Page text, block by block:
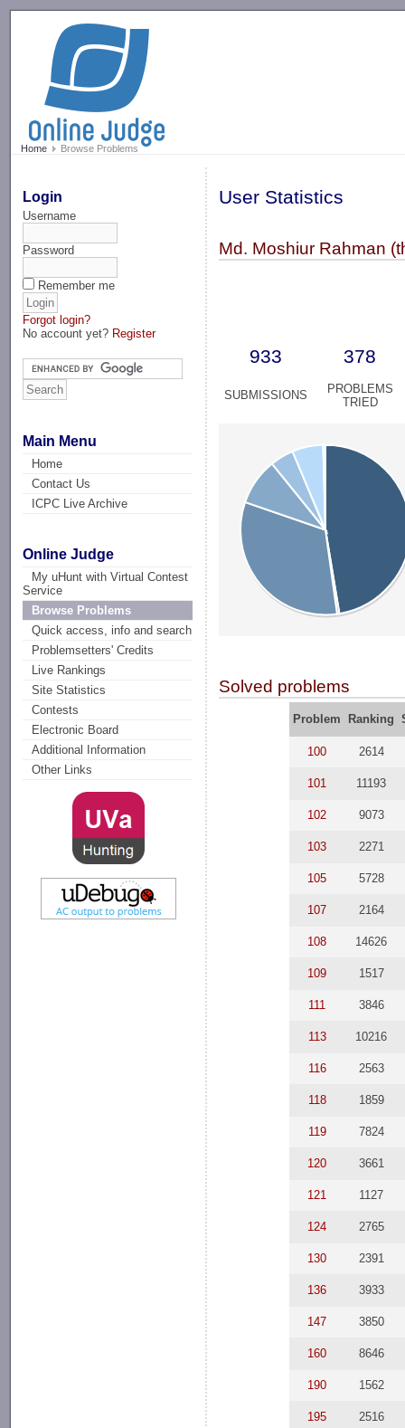
Home Browse Problems
Login
Username
Password
Remember me
Forgot login?
No account yet? Register
Main Menu
Home
Contact Us
ICPC Live Archive
Online Judge
My uHunt with Virtual Contest
Service
Browse Problems
Quick access, info and search
Problemsetters' Credits
Live Rankings
Site Statistics
Contests
Electronic Board
Additional Information
Other Links
User Statistics
Md. Moshiur Rahman
933 378
SUBMISSIONS
PROBLEMS
TRIED
Solved problems
Problem Ranking
100 2614
101 11193
102 9073
103 2271
105 5728
107 2164
108 14626
109 1517
111 3846
113 10216
116 2563
118 1859
119 7824
120 3661
121 1127
124 2765
130 2391
136 3933
147 3850
160 8646
190 1562
195 2516